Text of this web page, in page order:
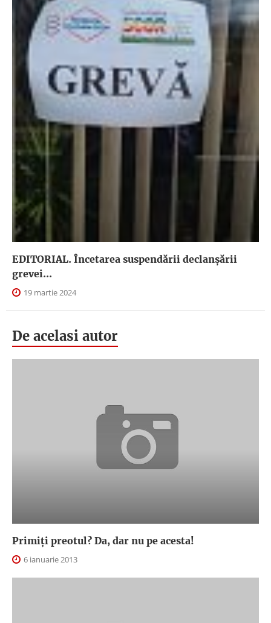
EDITORIAL. Încetarea suspendării declanşării
grevei...
19 martie 2024
De acelasi autor
Primiți preotul? Da, dar nu pe acesta!
6 ianuarie 2013